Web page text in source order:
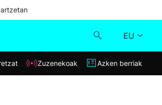
EU
Klisk
Zuzenekoak Azken berriak